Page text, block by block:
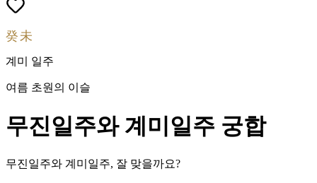
癸未
계미 일주
여름 초원의 이슬
무진일주와 계미일주 궁합
무진일주와 계미일주, 잘 맞을까요?